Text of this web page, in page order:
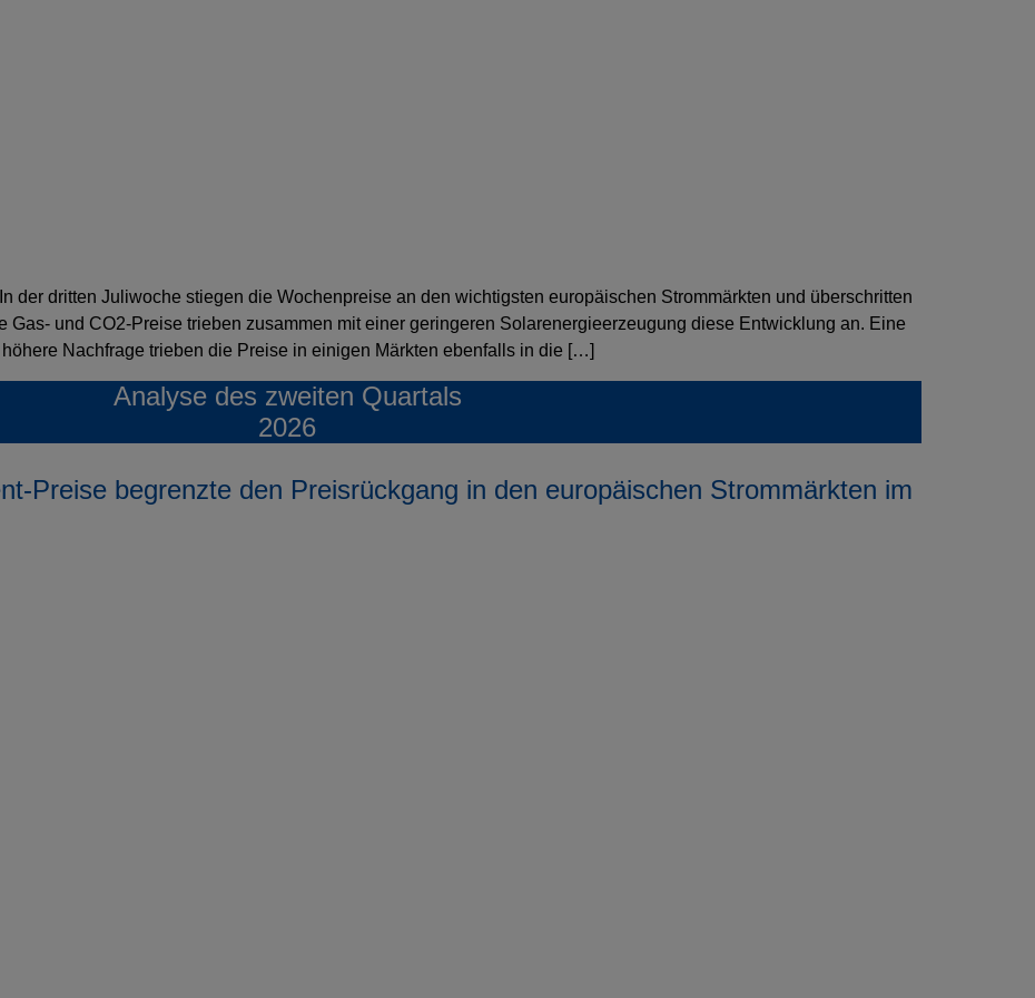
der dritten Juliwoche stiegen die Wochenpreise an den wichtigsten europäischen Strommärkten und überschritten
Gas- und CO2-Preise trieben zusammen mit einer geringeren Solarenergieerzeugung diese Entwicklung an. Eine
Nachfrage trieben die Preise in einigen Märkten ebenfalls in die […]
Analyse des zweiten Quartals
2026
Preise begrenzte den Preisrückgang in den europäischen Strommärkten im